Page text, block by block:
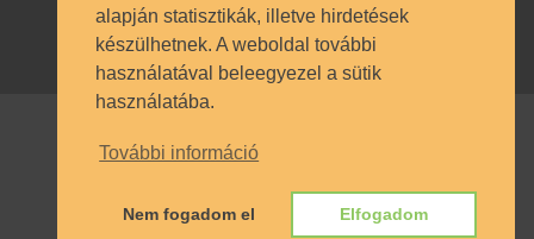
alapján statisztikák, illetve hirdetések
készülhetnek. A weboldal további
használatával beleegyezel a sütik
használatába.
További információ
Nem fogadom el Elfogadom
© SZÁMALK-Szalézi Technikum és
Szakgimnázium 2017. Minden jog
fenntartva.